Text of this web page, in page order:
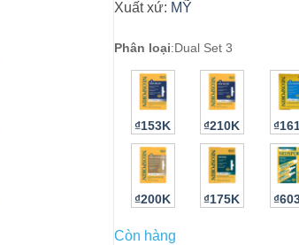
Xuất xứ: MỸ
Phân loại:Dual Set 3
₫153K ₫210K
₫200K ₫175K
Còn hàng